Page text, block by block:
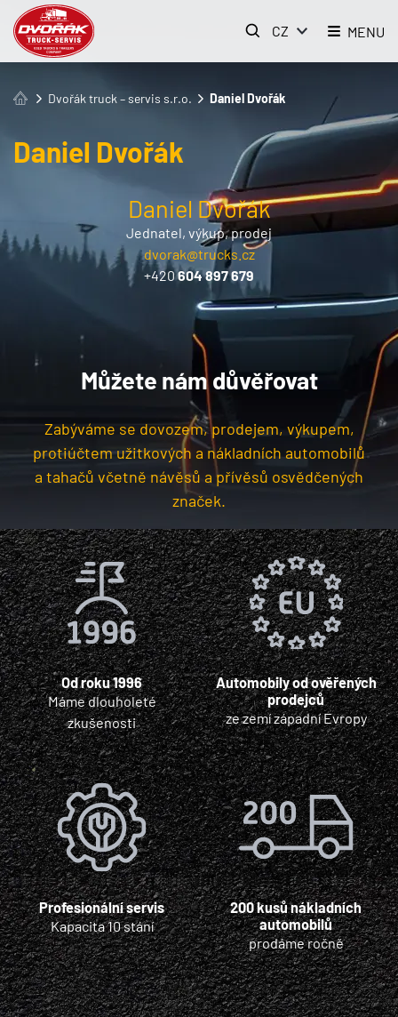
MENU
CZ
Dvořák truck – servis s.r.o. Daniel Dvořák
Daniel Dvořák
Daniel Dvořák
Jednatel, výkup, prodej
dvorak@trucks.cz
+420604 897 679
Můžete nám důvěřovat
Zabýváme se dovozem, prodejem, výkupem,
protiúčtem užitkových a nákladních automobilů
a tahačů včetně návěsů a přívěsů osvědčených
značek.
Od roku 1996
Máme dlouholeté
zkušenosti
Automobily od ověřených
prodejců
ze zemí západní Evropy
Profesionální servis
Kapacita 10 stání
200 kusů nákladních
automobilů
prodáme ročně